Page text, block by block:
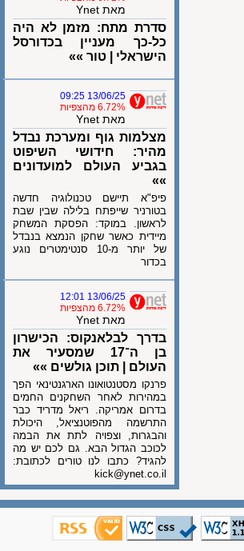
מאת Ynet
סדרת מתח: מזמן לא היה
כל-כך מעניין בכדורסל
הישראלי | טור »»
13/06/25 09:25
6.72% מהצפיות
מאת Ynet
מצלמות גוף ומערכת נבדל
מהיר: חידושי השיפוט
בגביע העולם למועדונים
פיפ"א תיישם טכנולוגיה חדשה
בטורניר שייפתח בלילה שבין שבת
לראשון. במוקד: הפסקת המשחק
מיידית כאשר שחקן הנמצא בנבדל
של יותר מ-10 סנטימטרים נוגע
בכדור
13/06/25 12:01
6.72% מהצפיות
מאת Ynet
בדרך לבלאנקוס: הכישרון
בן ה־17 שמסעיר את
העולם | תוכן גולשים »»
פרנקו מסטנטואונו הארגנטינאי הפך
במהירות לאחר השחקנים החמים
בדרום אמריקה. ריאל מדריד כבר
התרשמה מהפוטנציאל, היכולת
והבגרות, וצפויה לתת את הבמה
לכוכב הגדול הבא. גם לכם יש מה
להגיד? כתבו לנו טורים לכתובת:
kick@ynet.co.il